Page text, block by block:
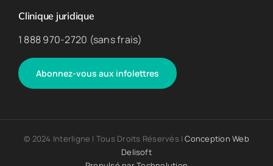
Clinique juridique
1 888 970-2720 (sans frais)
Abonnez-vous aux infolettres
© 2024 Interligne | Tous Droits Réservés |Conception Web
Delisoft